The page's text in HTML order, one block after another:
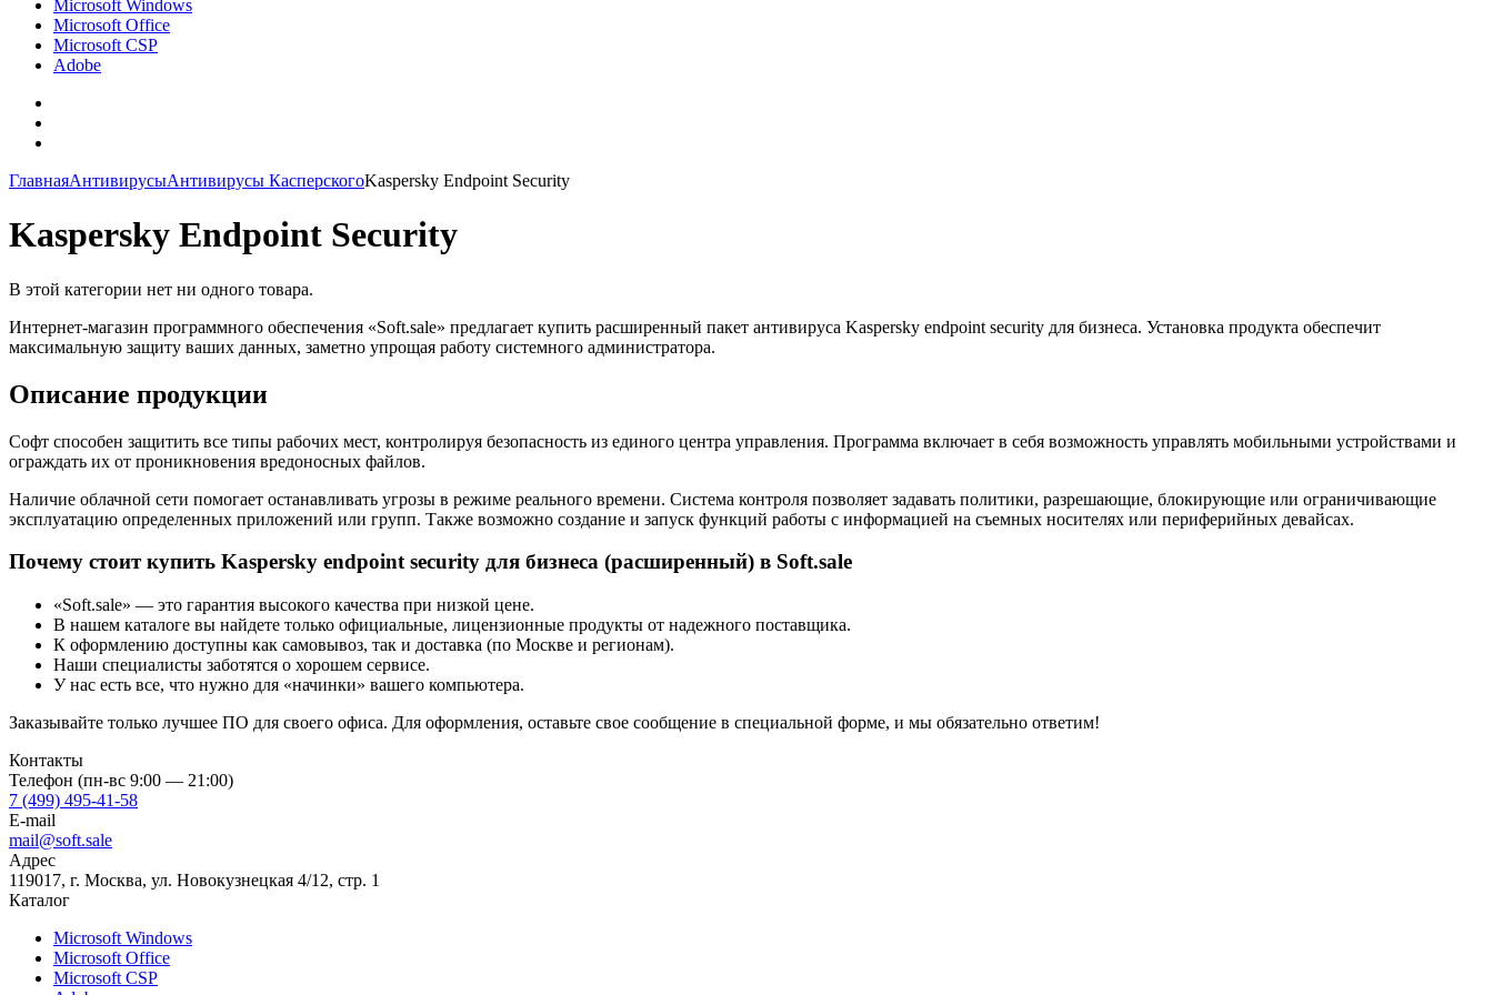
Microsoft Windows
Microsoft Office
Microsoft CSP
Adobe
ГлавнаяАнтивирусыАнтивирусы КасперскогоKaspersky Endpoint Security
Kaspersky Endpoint Security
В этой категории нет ни одного товара.
Интернет-магазин программного обеспечения «Soft.sale» предлагает купить расширенный пакет антивируса Kaspersky endpoint security для бизнеса. Установка продукта обеспечит
максимальную защиту ваших данных, заметно упрощая работу системного администратора.
Описание продукции
Софт способен защитить все типы рабочих мест, контролируя безопасность из единого центра управления. Программа включает в себя возможность управлять мобильными устройствами и
ограждать их от проникновения вредоносных файлов.
Наличие облачной сети помогает останавливать угрозы в режиме реального времени. Система контроля позволяет задавать политики, разрешающие, блокирующие или ограничивающие
эксплуатацию определенных приложений или групп. Также возможно создание и запуск функций работы с информацией на съемных носителях или периферийных девайсах.
Почему стоит купить Kaspersky endpoint security для бизнеса (расширенный) в Soft.sale
«Soft.sale» — это гарантия высокого качества при низкой цене.
В нашем каталоге вы найдете только официальные, лицензионные продукты от надежного поставщика.
К оформлению доступны как самовывоз, так и доставка (по Москве и регионам).
Наши специалисты заботятся о хорошем сервисе.
У нас есть все, что нужно для «начинки» вашего компьютера.
Заказывайте только лучшее ПО для своего офиса. Для оформления, оставьте свое сообщение в специальной форме, и мы обязательно ответим!
Контакты
Телефон (пн-вс 9:00 — 21:00)
7 (499) 495-41-58
E-mail
mail@soft.sale
Адрес
119017, г. Москва, ул. Новокузнецкая 4/12, стр. 1
Каталог
Microsoft Windows
Microsoft Office
Microsoft CSP